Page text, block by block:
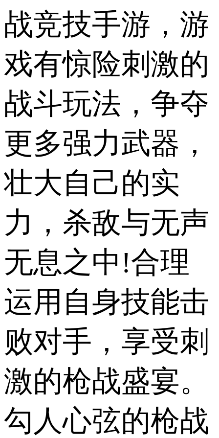
战竞技手游，游
戏有惊险刺激的
战斗玩法，争夺
更多强力武器，
壮大自己的实
力，杀敌与无声
无息之中!合理
运用自身技能击
败对手，享受刺
激的枪战盛宴。
勾人心弦的枪战